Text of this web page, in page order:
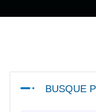
BUSQUE